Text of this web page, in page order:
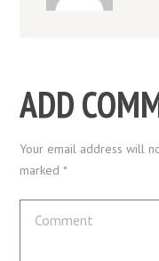
ADD
Your email address will
marked *